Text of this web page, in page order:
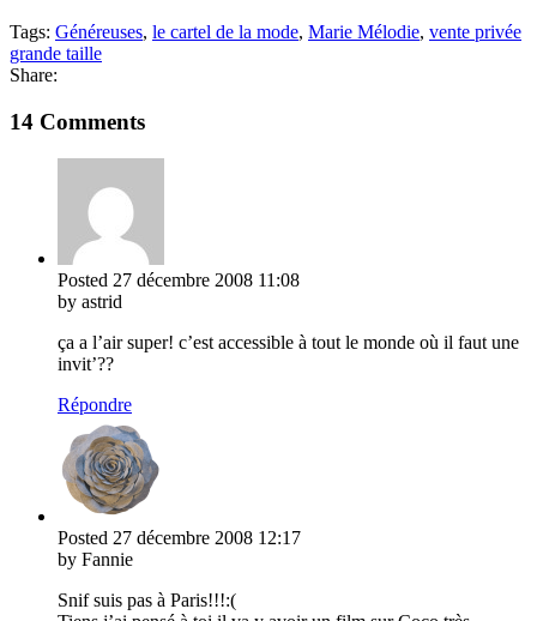
Tags: Généreuses, le cartel de la mode, Marie Mélodie, vente privée
grande taille
Share:
14 Comments
Posted 27 décembre 2008 11:08
by astrid
ça a l’air super! c’est accessible à tout le monde où il faut une
invit’??
Répondre
Posted 27 décembre 2008 12:17
by Fannie
Snif suis pas à Paris!!!:(